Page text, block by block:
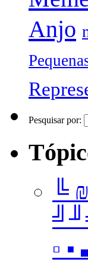
Anjo
Pesquisar por:
╚
▫